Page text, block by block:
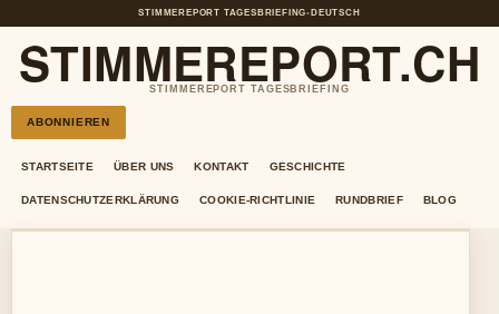
STIMMEREPORT TAGESBRIEFING• DEUTSCH
STIMMEREPORT.CH
STIMMEREPORT TAGESBRIEFING
ABONNIEREN
STARTSEITE ÜBER UNS KONTAKT GESCHICHTE
DATENSCHUTZERKLÄRUNG COOKIE-RICHTLINIE RUNDBRIEF BLOG